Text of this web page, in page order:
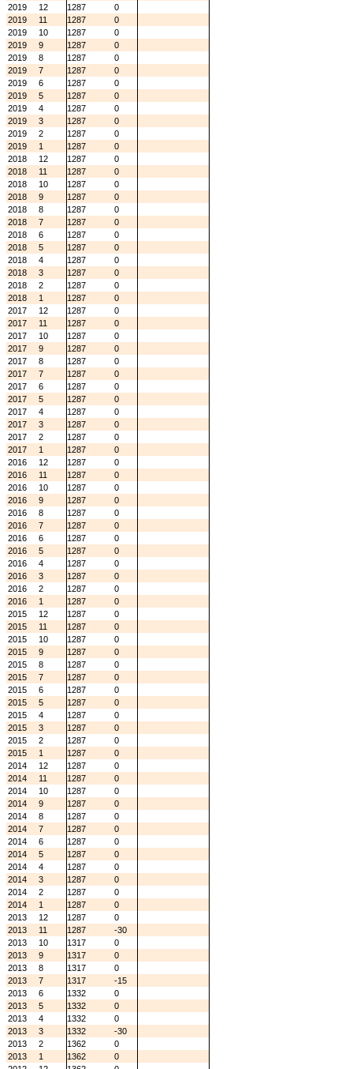
2019
12 1287
0
2019
11 1287
0
2019
10 1287
0
2019
9 1287
0
2019
8 1287
0
2019
7 1287
0
2019
6 1287
0
2019
5 1287
0
2019
4 1287
0
2019
3 1287
0
2019
2 1287
0
2019
1 1287
0
2018
12 1287
0
2018
11 1287
0
2018
10 1287
0
2018
9 1287
0
2018
8 1287
0
2018
7 1287
0
2018
6 1287
0
2018
5 1287
0
2018
4 1287
0
2018
3 1287
0
2018
2 1287
0
2018
1 1287
0
2017
12 1287
0
2017
11 1287
0
2017
10 1287
0
2017
9 1287
0
2017
8 1287
0
2017
7 1287
0
2017
6 1287
0
2017
5 1287
0
2017
4 1287
0
2017
3 1287
0
2017
2 1287
0
2017
1 1287
0
2016
12 1287
0
2016
11 1287
0
2016
10 1287
0
2016
9 1287
0
2016
8 1287
0
2016
7 1287
0
2016
6 1287
0
2016
5 1287
0
2016
4 1287
0
2016
3 1287
0
2016
2 1287
0
2016
1 1287
0
2015
12 1287
0
2015
11 1287
0
2015
10 1287
0
2015
9 1287
0
2015
8 1287
0
2015
7 1287
0
2015
6 1287
0
2015
5 1287
0
2015
4 1287
0
2015
3 1287
0
2015
2 1287
0
2015
1 1287
0
2014
12 1287
0
2014
11 1287
0
2014
10 1287
0
2014
9 1287
0
2014
8 1287
0
2014
7 1287
0
2014
6 1287
0
2014
5 1287
0
2014
4 1287
0
2014
3 1287
0
2014
2 1287
0
2014
1 1287
0
2013
12 1287
0
2013
11 1287
-30
2013
10 1317
0
2013
9 1317
0
2013
8 1317
0
2013
7 1317
-15
2013
6 1332
0
2013
5 1332
0
2013
4 1332
0
2013
3 1332
-30
2013
2 1362
0
2013
1 1362
0